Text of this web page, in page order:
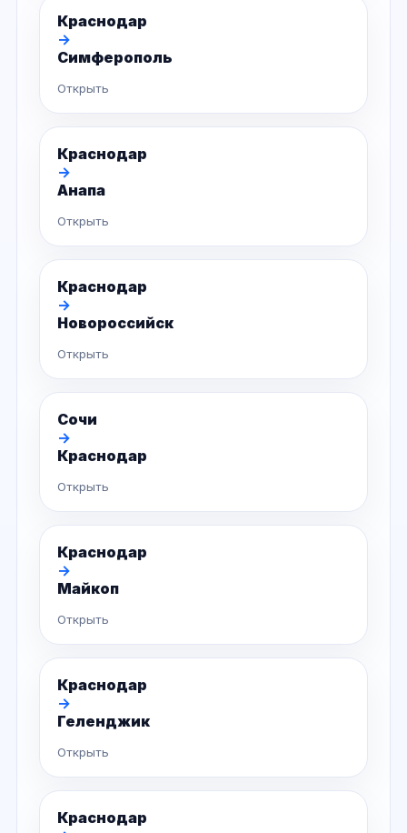
Краснодар
→
Симферополь
Открыть
Краснодар
→
Анапа
Открыть
Краснодар
→
Новороссийск
Открыть
Сочи
→
Краснодар
Открыть
Краснодар
→
Майкоп
Открыть
Краснодар
→
Геленджик
Открыть
Краснодар